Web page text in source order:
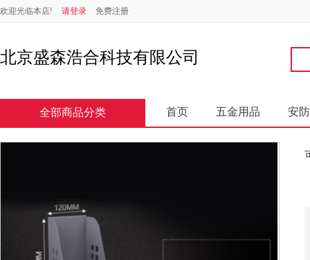
欢迎光临本店! 请登录 免费注册
北京盛森浩合科技有限公司
全部商品分类 首页 五金用品 安